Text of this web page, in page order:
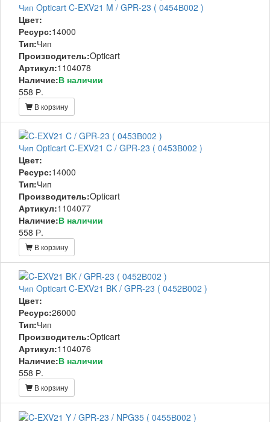
Чип Opticart C-EXV21 M / GPR-23 ( 0454В002 )
Цвет:
Ресурс:14000
Тип:Чип
Производитель:Opticart
Артикул:1104078
Наличие:В наличии
558 Р.
В корзину
Чип Opticart C-EXV21 C / GPR-23 ( 0453В002 )
Цвет:
Ресурс:14000
Тип:Чип
Производитель:Opticart
Артикул:1104077
Наличие:В наличии
558 Р.
В корзину
Чип Opticart C-EXV21 BK / GPR-23 ( 0452В002 )
Цвет:
Ресурс:26000
Тип:Чип
Производитель:Opticart
Артикул:1104076
Наличие:В наличии
558 Р.
В корзину